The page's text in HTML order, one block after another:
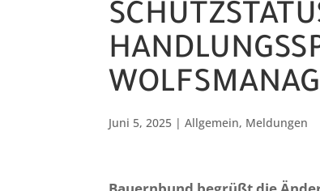
Juni 5, 2025 |Allgemein, Meldungen